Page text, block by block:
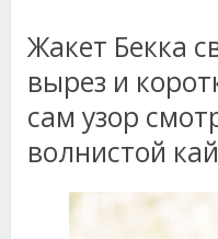
Жакет Бекка
вырез и
сам узор
волнистой